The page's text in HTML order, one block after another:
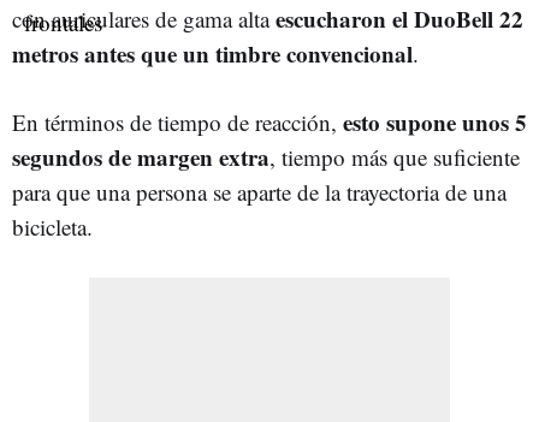
con auriculares de gama altaescucharon el DuoBell 22
metros antes que un timbre convencional.
En términos de tiempo de reacción, esto supone unos 5
segundos de margen extra, tiempo más que suficiente
para que una persona se aparte de la trayectoria de una
bicicleta.